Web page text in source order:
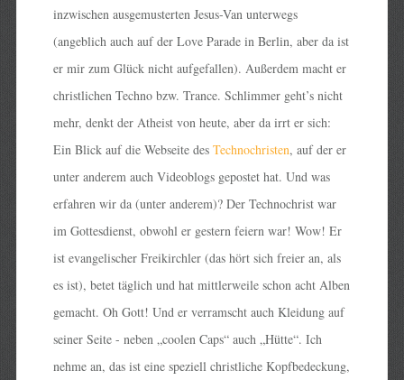
inzwischen ausgemusterten Jesus-Van unterwegs
(angeblich auch auf der Love Parade in Berlin, aber da ist
er mir zum Glück nicht aufgefallen). Außerdem macht er
christlichen Techno bzw. Trance. Schlimmer geht’s nicht
mehr, denkt der Atheist von heute, aber da irrt er sich:
Ein Blick auf die Webseite des Technochristen, auf der er
unter anderem auch Videoblogs gepostet hat. Und was
erfahren wir da (unter anderem)? Der Technochrist war
im Gottesdienst, obwohl er gestern feiern war! Wow! Er
ist evangelischer Freikirchler (das hört sich freier an, als
es ist), betet täglich und hat mittlerweile schon acht Alben
gemacht. Oh Gott! Und er verramscht auch Kleidung auf
seiner Seite - neben „coolen Caps“ auch „Hütte“. Ich
nehme an, das ist eine speziell christliche Kopfbedeckung,